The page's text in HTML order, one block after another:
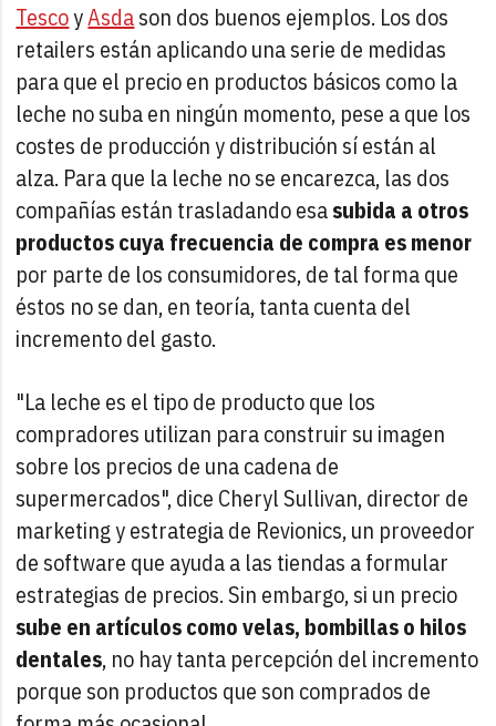
TescoyAsdason dos buenos ejemplos. Los dos
retailers están aplicando una serie de medidas
para que el precio en productos básicos como la
leche no suba en ningún momento, pese a que los
costes de producción y distribución sí están al
alza. Para que la leche no se encarezca, las dos
compañías están trasladando esasubida a otros
productos cuya frecuencia de compra es menor
por parte de los consumidores, de tal forma que
éstos no se dan, en teoría, tanta cuenta del
incremento del gasto.
"La leche es el tipo de producto que los
compradores utilizan para construir su imagen
sobre los precios de una cadena de
supermercados", dice Cheryl Sullivan, director de
marketing y estrategia de Revionics, un proveedor
de software que ayuda a las tiendas a formular
estrategias de precios. Sin embargo, si un precio
sube en artículos como velas, bombillas o hilos
dentales, no hay tanta percepción del incremento
porque son productos que son comprados de